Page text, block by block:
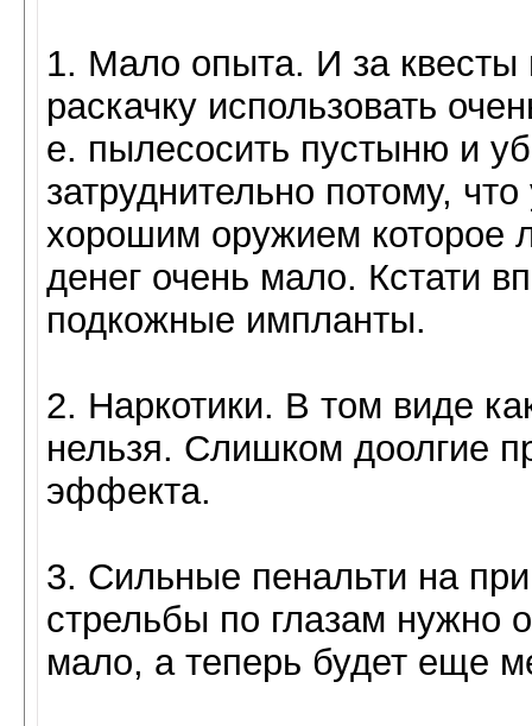
1. Мало опыта. И за квесты
раскачку использовать
е. пылесосить пустыню и
затруднительно потому,
хорошим оружием которое
денег очень мало. Кстати
подкожные импланты.
2. Наркотики. В том виде
нельзя. Слишком доолгие
эффекта.
3. Сильные пенальти на
стрельбы по глазам нужно
мало, а теперь будет еще